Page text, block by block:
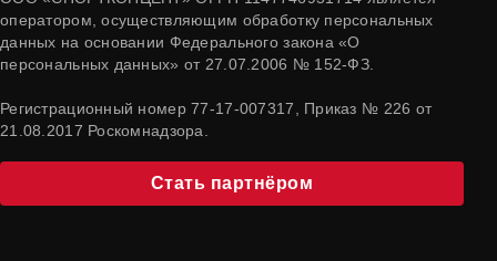
оператором, осуществляющим обработку персональных
данных на основании Федерального закона «О
персональных данных» от 27.07.2006 № 152-ФЗ.
Регистрационный номер 77-17-007317, Приказ № 226 от
21.08.2017 Роскомнадзора.
Стать партнёром